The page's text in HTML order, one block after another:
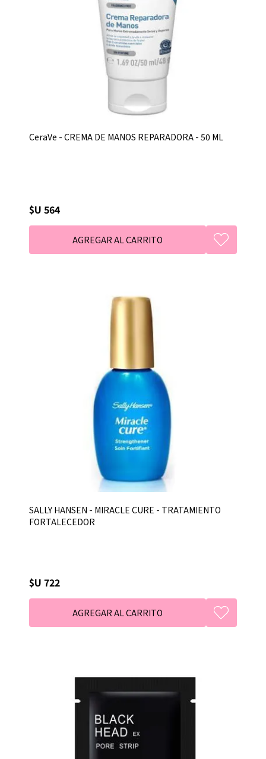
CeraVe - CREMA DE MANOS REPARADORA - 50 ML
$U 564
SALLY HANSEN - MIRACLE CURE - TRATAMIENTO
FORTALECEDOR
$U 722